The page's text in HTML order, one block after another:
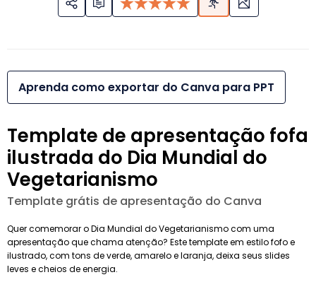
Aprenda como exportar do Canva para PPT
Template de apresentação fofa
ilustrada do Dia Mundial do
Vegetarianismo
Template grátis de apresentação do Canva
Quer comemorar o Dia Mundial do Vegetarianismo com uma
apresentação que chama atenção? Este template em estilo fofo e
ilustrado, com tons de verde, amarelo e laranja, deixa seus slides
leves e cheios de energia.